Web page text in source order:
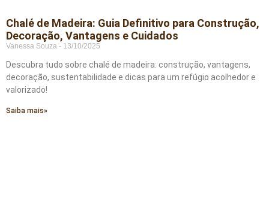
Chalé de Madeira: Guia Definitivo para Construção,
Decoração, Vantagens e Cuidados
Vanessa Souza 13/10/2025
Descubra tudo sobre chalé de madeira: construção, vantagens,
decoração, sustentabilidade e dicas para um refúgio acolhedor e
valorizado!
Saiba mais»